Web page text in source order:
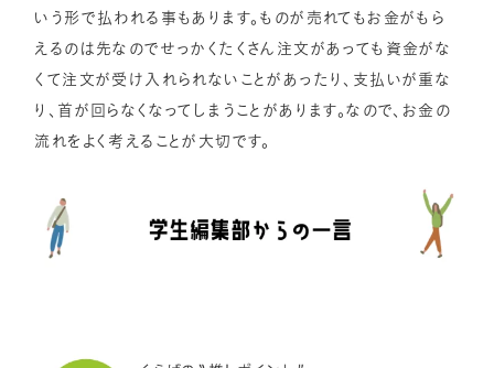
いう形で払われる事もあります。ものが売れてもお金がもら
えるのは先なのでせっかくたくさん注文があっても資金がな
くて注文が受け入れられないことがあったり、支払いが重な
り、首が回らなくなってしまうことがあります。なので、お金の
流れをよく考えることが大切です。